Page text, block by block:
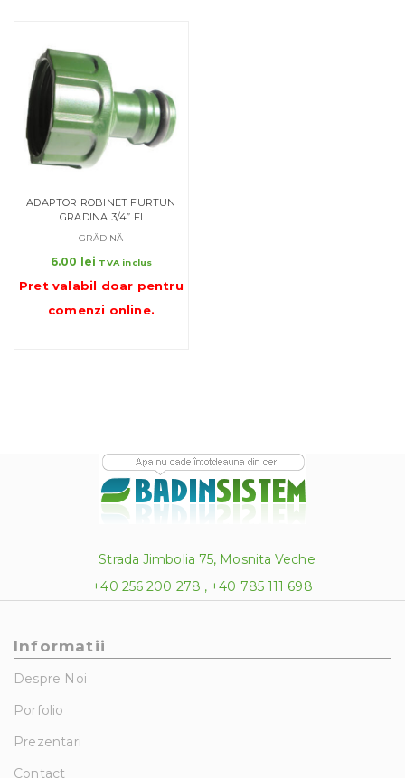
ADAPTOR ROBINET FURTUN
GRADINA 3/4” FI
GRĂDINĂ
6.00 lei TVA inclus
Pret valabil doar pentru
comenzi online.
Strada Jimbolia 75, Mosnita Veche
+40 256 200 278 , +40 785 111 698
Informatii
Despre Noi
Porfolio
Prezentari
Contact